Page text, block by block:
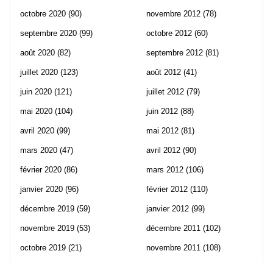
octobre 2020 (90)
septembre 2020 (99)
août 2020 (82)
juillet 2020 (123)
juin 2020 (121)
mai 2020 (104)
avril 2020 (99)
mars 2020 (47)
février 2020 (86)
janvier 2020 (96)
décembre 2019 (59)
novembre 2019 (53)
octobre 2019 (21)
novembre 2012 (78)
octobre 2012 (60)
septembre 2012 (81)
août 2012 (41)
juillet 2012 (79)
juin 2012 (88)
mai 2012 (81)
avril 2012 (90)
mars 2012 (106)
février 2012 (110)
janvier 2012 (99)
décembre 2011 (102)
novembre 2011 (108)